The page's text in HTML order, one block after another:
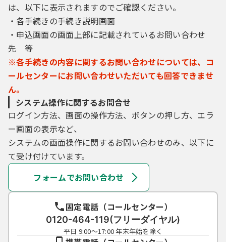
は、以下に表示されますのでご確認ください。
・各手続きの手続き説明画面
・申込画面の画面上部に記載されているお問い合わせ
先 等
※各手続きの内容に関するお問い合わせについては、コ
ールセンターにお問い合わせいただいても回答できませ
ん。
システム操作に関するお問合せ
ログイン方法、画面の操作方法、ボタンの押し方、エラ
ー画面の表示など、
システムの画面操作に関するお問い合わせのみ、以下に
て受け付けています。
フォームでお問い合わせ
固定電話（コールセンター）
0120-464-119(フリーダイヤル)
平日 9:00～17:00 年末年始を除く